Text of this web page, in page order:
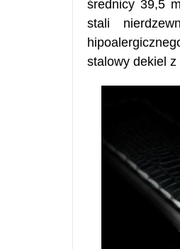
średnicy 39,5
stali
stalowy dekiel z